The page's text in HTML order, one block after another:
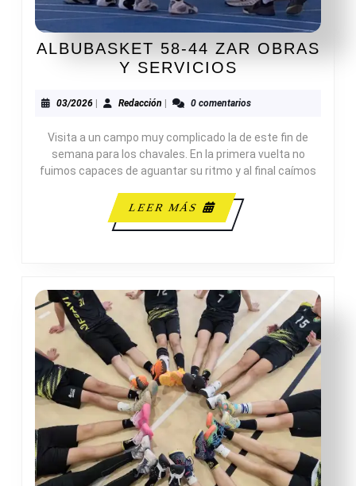
ALBUBASKET 58-44 ZAR OBRAS
Y SERVICIOS
44
OBRAS
Y
SERVICIOS
03/202603/2026
| RedacciónRedacción
| 0 comentarios
Visita a un campo muy complicado la de este fin de
semana para los chavales. En la primera vuelta no
fuimos capaces de aguantar su ritmo y al final caímos
LEER MÁS
LEER
MÁS